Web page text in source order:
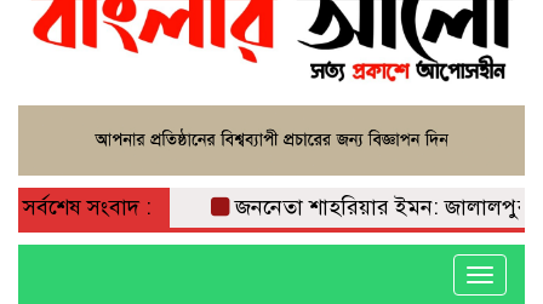
সর্বশেষ সংবাদ : জননেতা শাহরিয়ার ইমন: জালালপুর
Toggle